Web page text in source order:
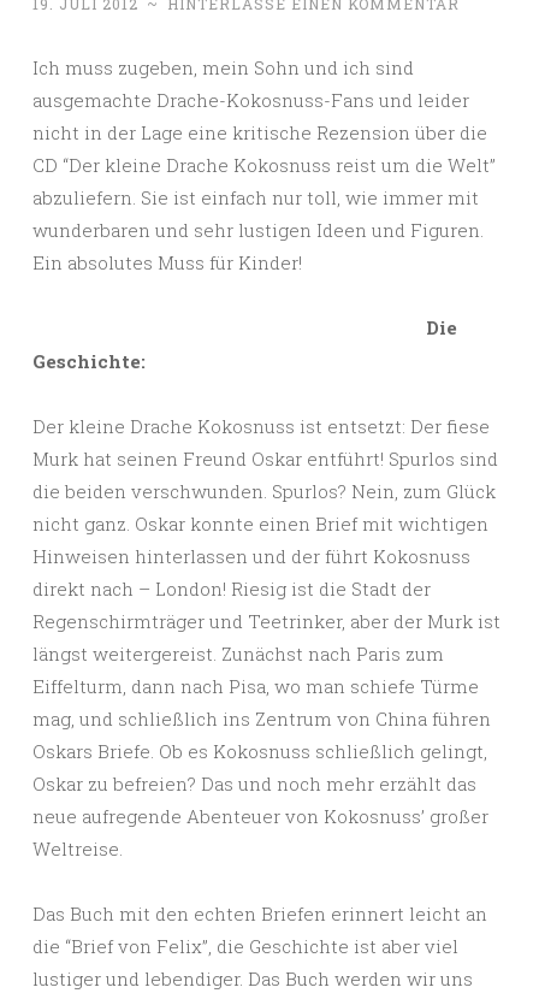
Ich muss zugeben, mein Sohn und ich sind
ausgemachte Drache-Kokosnuss-Fans und leider
nicht in der Lage eine kritische Rezension über die
CD “Der kleine Drache Kokosnuss reist um die Welt”
abzuliefern. Sie ist einfach nur toll, wie immer mit
wunderbaren und sehr lustigen Ideen und Figuren.
Ein absolutes Muss für Kinder!
Die
Geschichte:
Der kleine Drache Kokosnuss ist entsetzt: Der fiese
Murk hat seinen Freund Oskar entführt! Spurlos sind
die beiden verschwunden. Spurlos? Nein, zum Glück
nicht ganz. Oskar konnte einen Brief mit wichtigen
Hinweisen hinterlassen und der führt Kokosnuss
direkt nach – London! Riesig ist die Stadt der
Regenschirmträger und Teetrinker, aber der Murk ist
längst weitergereist. Zunächst nach Paris zum
Eiffelturm, dann nach Pisa, wo man schiefe Türme
mag, und schließlich ins Zentrum von China führen
Oskars Briefe. Ob es Kokosnuss schließlich gelingt,
Oskar zu befreien? Das und noch mehr erzählt das
neue aufregende Abenteuer von Kokosnuss’ großer
Weltreise.
Das Buch mit den echten Briefen erinnert leicht an
die “Brief von Felix”, die Geschichte ist aber viel
lustiger und lebendiger. Das Buch werden wir uns